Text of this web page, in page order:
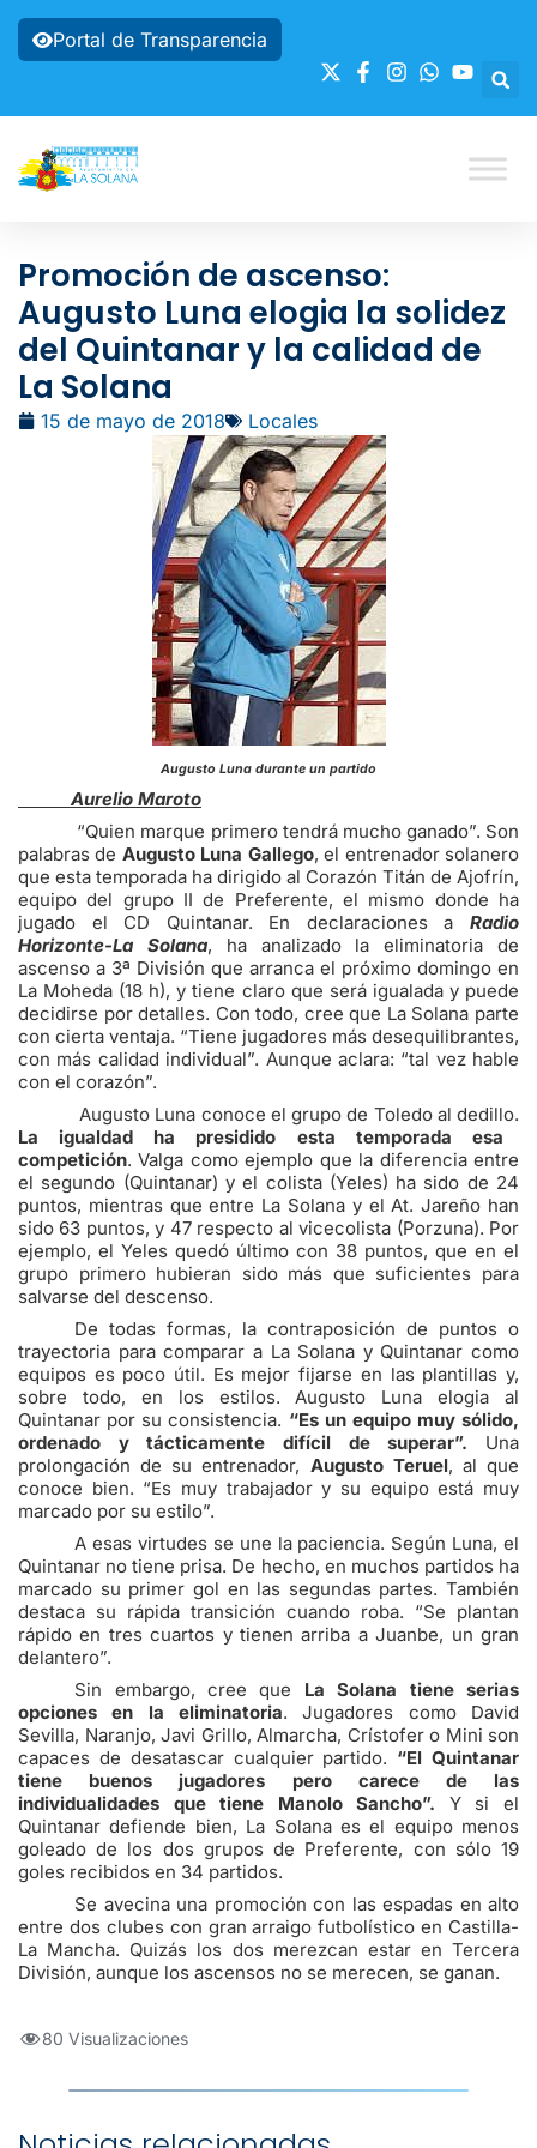
Portal de Transparencia
Promoción de ascenso:
Augusto Luna elogia la solidez
del Quintanar y la calidad de
La Solana
15 de mayo de 2018 Locales
Augusto Luna durante un partido
Aurelio Maroto
“Quien marque primero tendrá mucho ganado”. Son
palabras de Augusto Luna Gallego, el entrenador solanero
que esta temporada ha dirigido al Corazón Titán de Ajofrín,
equipo del grupo II de Preferente, el mismo donde ha
jugado el CD Quintanar. En declaraciones a Radio
Horizonte-La Solana, ha analizado la eliminatoria de
ascenso a 3ª División que arranca el próximo domingo en
La Moheda (18 h), y tiene claro que será igualada y puede
decidirse por detalles. Con todo, cree que La Solana parte
con cierta ventaja. “Tiene jugadores más desequilibrantes,
con más calidad individual”. Aunque aclara: “tal vez hable
con el corazón”.
Augusto Luna conoce el grupo de Toledo al dedillo.
La igualdad ha presidido esta temporada esa
competición. Valga como ejemplo que la diferencia entre
el segundo (Quintanar) y el colista (Yeles) ha sido de 24
puntos, mientras que entre La Solana y el At. Jareño han
sido 63 puntos, y 47 respecto al vicecolista (Porzuna). Por
ejemplo, el Yeles quedó último con 38 puntos, que en el
grupo primero hubieran sido más que suficientes para
salvarse del descenso.
De todas formas, la contraposición de puntos o
trayectoria para comparar a La Solana y Quintanar como
equipos es poco útil. Es mejor fijarse en las plantillas y,
sobre todo, en los estilos. Augusto Luna elogia al
Quintanar por su consistencia. “Es un equipo muy sólido,
ordenado y tácticamente difícil de superar”. Una
prolongación de su entrenador, Augusto Teruel, al que
conoce bien. “Es muy trabajador y su equipo está muy
marcado por su estilo”.
A esas virtudes se une la paciencia. Según Luna, el
Quintanar no tiene prisa. De hecho, en muchos partidos ha
marcado su primer gol en las segundas partes. También
destaca su rápida transición cuando roba. “Se plantan
rápido en tres cuartos y tienen arriba a Juanbe, un gran
delantero”.
Sin embargo, cree que La Solana tiene serias
opciones en la eliminatoria. Jugadores como David
Sevilla, Naranjo, Javi Grillo, Almarcha, Crístofer o Mini son
capaces de desatascar cualquier partido. “El Quintanar
tiene buenos jugadores pero carece de las
individualidades que tiene Manolo Sancho”. Y si el
Quintanar defiende bien, La Solana es el equipo menos
goleado de los dos grupos de Preferente, con sólo 19
goles recibidos en 34 partidos.
Se avecina una promoción con las espadas en alto
entre dos clubes con gran arraigo futbolístico en Castilla-
La Mancha. Quizás los dos merezcan estar en Tercera
División, aunque los ascensos no se merecen, se ganan.
80 Visualizaciones